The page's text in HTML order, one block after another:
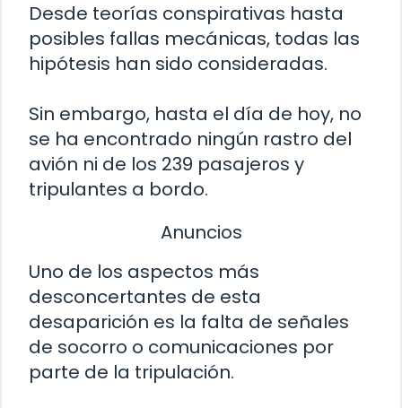
Desde teorías conspirativas hasta
posibles fallas mecánicas, todas las
hipótesis han sido consideradas.
Sin embargo, hasta el día de hoy, no
se ha encontrado ningún rastro del
avión ni de los 239 pasajeros y
tripulantes a bordo.
Anuncios
Uno de los aspectos más
desconcertantes de esta
desaparición es la falta de señales
de socorro o comunicaciones por
parte de la tripulación.